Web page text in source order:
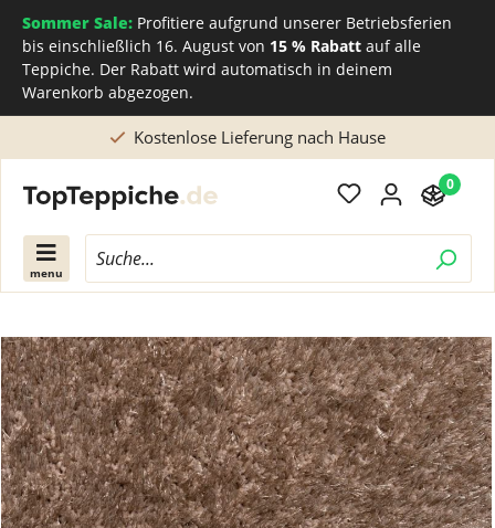
Sommer Sale: Profitiere aufgrund unserer Betriebsferien
bis einschließlich 16. August von 15 % Rabatt auf alle
Teppiche. Der Rabatt wird automatisch in deinem
Warenkorb abgezogen.
Kostenlose Lieferung nach Hause
menu
0